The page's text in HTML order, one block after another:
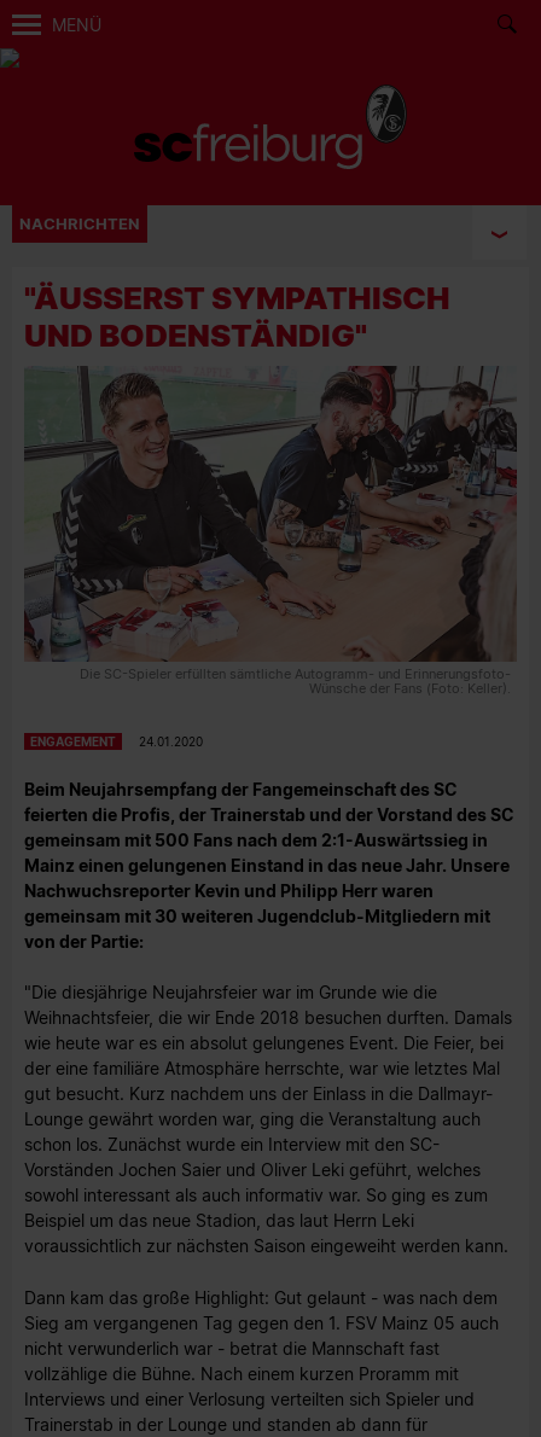
MENÜ
NACHRICHTEN
"ÄUSSERST SYMPATHISCH U
ND BODENSTÄNDIG"
Die SC-Spieler erfüllten sämtliche Autogramm- und Erinnerungsfoto-
Wünsche der Fans (Foto: Keller).
ENGAGEMENT 24.01.2020
Beim Neujahrsempfang der Fangemeinschaft des SC
feierten die Profis, der Trainerstab und der Vorstand des SC
gemeinsam mit 500 Fans nach dem 2:1-Auswärtssieg in
Mainz einen gelungenen Einstand in das neue Jahr. Unsere
Nachwuchsreporter Kevin und Philipp Herr waren
gemeinsam mit 30 weiteren Jugendclub-Mitgliedern mit
von der Partie:
"Die diesjährige Neujahrsfeier war im Grunde wie die
Weihnachtsfeier, die wir Ende 2018 besuchen durften. Damals
wie heute war es ein absolut gelungenes Event. Die Feier, bei
der eine familiäre Atmosphäre herrschte, war wie letztes Mal
gut besucht. Kurz nachdem uns der Einlass in die Dallmayr-
Lounge gewährt worden war, ging die Veranstaltung auch
schon los. Zunächst wurde ein Interview mit den SC-
Vorständen Jochen Saier und Oliver Leki geführt, welches
sowohl interessant als auch informativ war. So ging es zum
Beispiel um das neue Stadion, das laut Herrn Leki
voraussichtlich zur nächsten Saison eingeweiht werden kann.
Dann kam das große Highlight: Gut gelaunt - was nach dem
Sieg am vergangenen Tag gegen den 1. FSV Mainz 05 auch
nicht verwunderlich war - betrat die Mannschaft fast
vollzählige die Bühne. Nach einem kurzen Proramm mit
Interviews und einer Verlosung verteilten sich Spieler und
Trainerstab in der Lounge und standen ab dann für